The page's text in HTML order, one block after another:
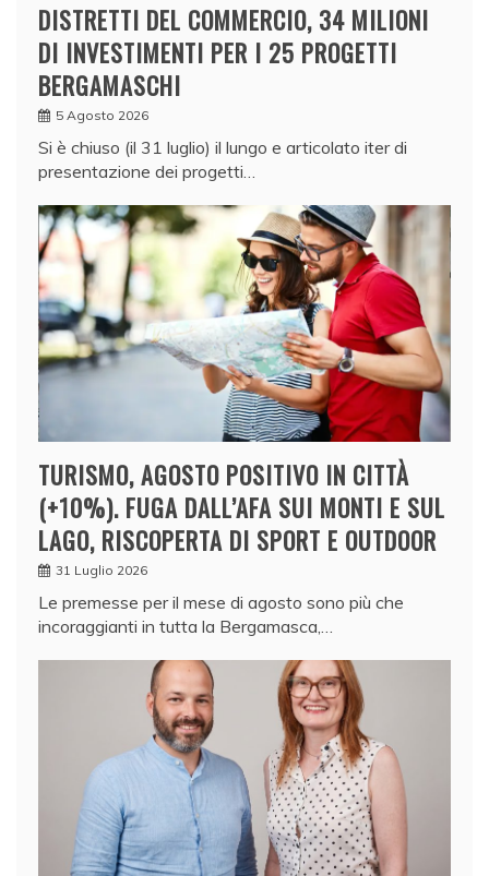
DISTRETTI DEL COMMERCIO, 34 MILIONI
DI INVESTIMENTI PER I 25 PROGETTI
BERGAMASCHI
5 Agosto 2026
Si è chiuso (il 31 luglio) il lungo e articolato iter di
presentazione dei progetti…
TURISMO, AGOSTO POSITIVO IN CITTÀ
(+10%). FUGA DALL’AFA SUI MONTI E SUL
LAGO, RISCOPERTA DI SPORT E OUTDOOR
31 Luglio 2026
Le premesse per il mese di agosto sono più che
incoraggianti in tutta la Bergamasca,…